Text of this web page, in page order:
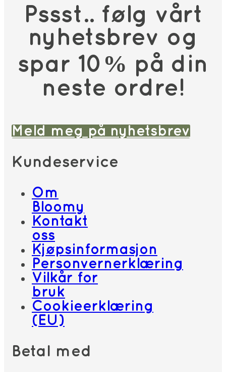
Pssst.. følg vårt
nyhetsbrev og
spar 10% på din
neste ordre!
Meld meg på nyhetsbrev
Kundeservice
Om
Bloomy
Kontakt
oss
Kjøpsinformasjon
Personvernerklæring
Vilkår for
bruk
Cookieerklæring
(EU)
Betal med